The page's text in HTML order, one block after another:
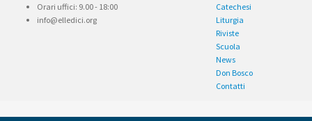
Orari uffici: 9.00 - 18:00
info@elledici.org
Catechesi
Liturgia
Riviste
Scuola
News
Don Bosco
Contatti